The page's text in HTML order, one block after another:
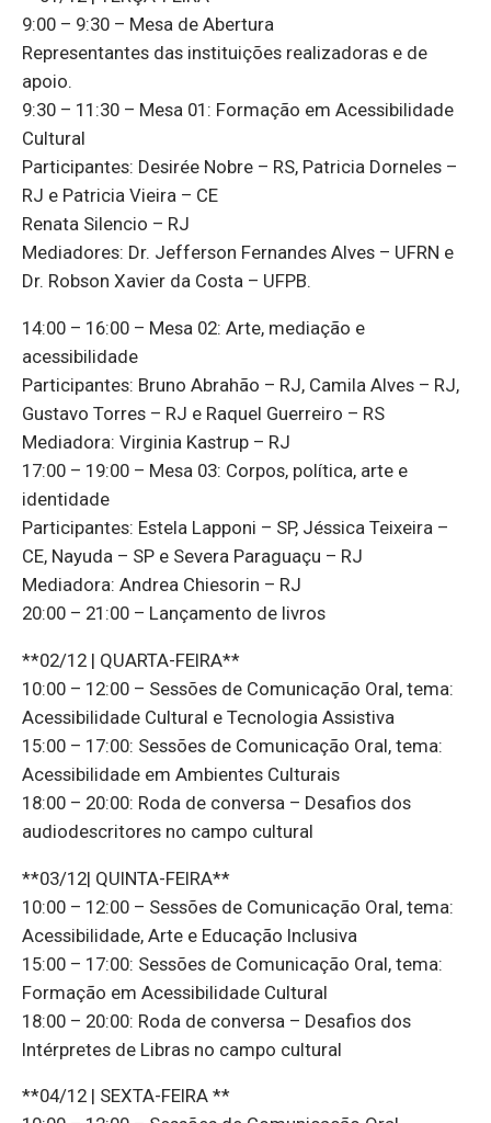
9:00 – 9:30 – Mesa de Abertura
Representantes das instituições realizadoras e de
apoio.
9:30 – 11:30 – Mesa 01: Formação em Acessibilidade
Cultural
Participantes: Desirée Nobre – RS, Patricia Dorneles –
RJ e Patricia Vieira – CE
Renata Silencio – RJ
Mediadores: Dr. Jefferson Fernandes Alves – UFRN e
Dr. Robson Xavier da Costa – UFPB.
14:00 – 16:00 – Mesa 02: Arte, mediação e
acessibilidade
Participantes: Bruno Abrahão – RJ, Camila Alves – RJ,
Gustavo Torres – RJ e Raquel Guerreiro – RS
Mediadora: Virginia Kastrup – RJ
17:00 – 19:00 – Mesa 03: Corpos, política, arte e
identidade
Participantes: Estela Lapponi – SP, Jéssica Teixeira –
CE, Nayuda – SP e Severa Paraguaçu – RJ
Mediadora: Andrea Chiesorin – RJ
20:00 – 21:00 – Lançamento de livros
**02/12 | QUARTA-FEIRA**
10:00 – 12:00 – Sessões de Comunicação Oral, tema:
Acessibilidade Cultural e Tecnologia Assistiva
15:00 – 17:00: Sessões de Comunicação Oral, tema:
Acessibilidade em Ambientes Culturais
18:00 – 20:00: Roda de conversa – Desafios dos
audiodescritores no campo cultural
**03/12| QUINTA-FEIRA**
10:00 – 12:00 – Sessões de Comunicação Oral, tema:
Acessibilidade, Arte e Educação Inclusiva
15:00 – 17:00: Sessões de Comunicação Oral, tema:
Formação em Acessibilidade Cultural
18:00 – 20:00: Roda de conversa – Desafios dos
Intérpretes de Libras no campo cultural
**04/12 | SEXTA-FEIRA **